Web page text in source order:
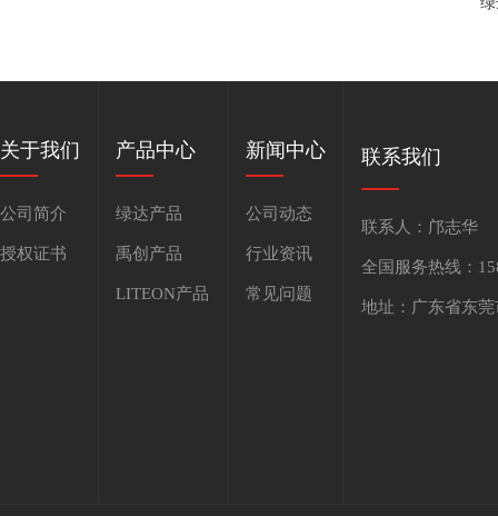
关于我们
公司简介
授权证书
产品中心
绿达产品
禹创产品
LITEON产品
新闻中心
公司动态
行业资讯
常见问题
联系我们
联系人：邝志华
全国服务热线：
地址：广东省东